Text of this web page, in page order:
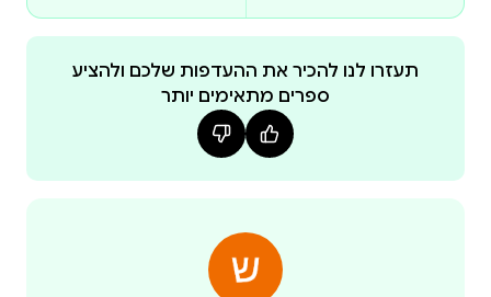
תעזרו לנו להכיר את ההעדפות שלכם ולהציע
ספרים מתאימים יותר